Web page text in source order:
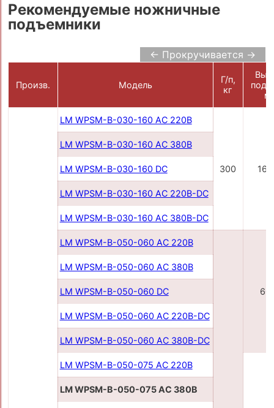
Рекомендуемые ножничные
подъемники
← Прокручивается →
Произв. Модель
Г/п,
кг
LM WPSM-B-030-160 AC 220В
300
LM WPSM-B-030-160 AC 380В
LM WPSM-B-030-160 DC
LM WPSM-B-030-160 AC 220B-DC
LM WPSM-B-030-160 AC 380B-DC
LM WPSM-B-050-060 AC 220B
LM WPSM-B-050-060 AC 380B
LM WPSM-B-050-060 DC
LM WPSM-B-050-060 AC 220В-DC
LM WPSM-B-050-060 AC 380В-DC
LM WPSM-B-050-075 AC 220В
LM WPSM-B-050-075 AC 380В